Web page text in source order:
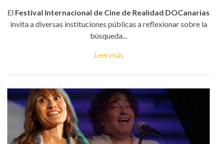
El Festival Internacional de Cine de Realidad DOCanarias
invita a diversas instituciones públicas a reflexionar sobre la
búsqueda...
Leer más